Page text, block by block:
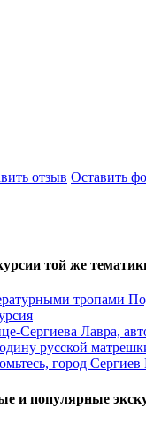
отзыв Оставить
той же
тропами
Сергиева Лавра,
русской
город
и популярные